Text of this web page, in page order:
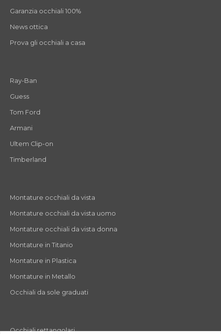
Garanzia occhiali 100%
News ottica
Prova gli occhiali a casa
Ray-Ban
Guess
Tom Ford
Armani
Ultem Clip-on
Timberland
Montature occhiali da vista
Montature occhiali da vista uomo
Montature occhiali da vista donna
Montature in Titanio
Montature in Plastica
Montature in Metallo
Occhiali da sole graduati
Occhiali rettangolari